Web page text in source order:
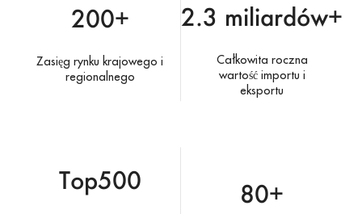
200+
Zasięg rynku krajowego i
regionalnego
2.3 miliardów+
Całkowita roczna
wartość importu i
eksportu
Top500 80+